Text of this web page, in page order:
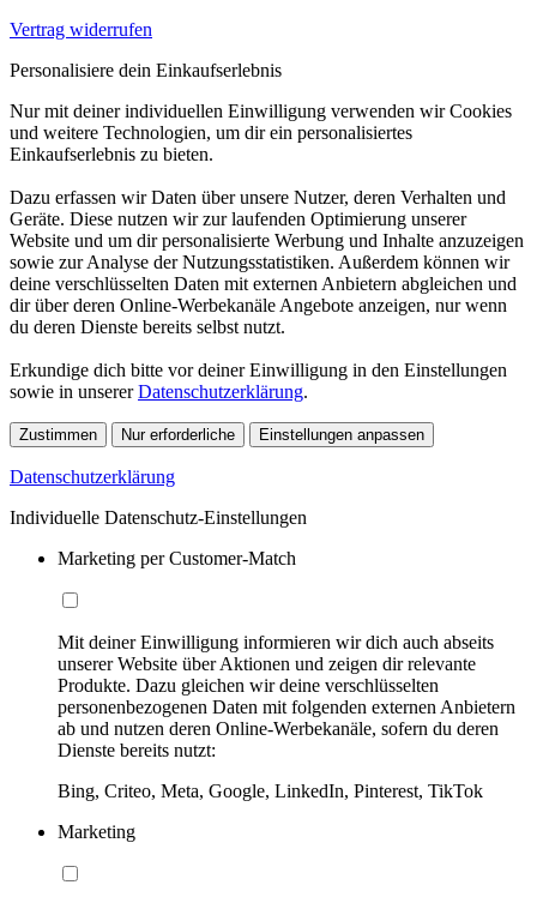
Vertrag widerrufen
Personalisiere dein Einkaufserlebnis
Nur mit deiner individuellen Einwilligung verwenden wir Cookies
und weitere Technologien, um dir ein personalisiertes
Einkaufserlebnis zu bieten.
Dazu erfassen wir Daten über unsere Nutzer, deren Verhalten und
Geräte. Diese nutzen wir zur laufenden Optimierung unserer
Website und um dir personalisierte Werbung und Inhalte anzuzeigen
sowie zur Analyse der Nutzungsstatistiken. Außerdem können wir
deine verschlüsselten Daten mit externen Anbietern abgleichen und
dir über deren Online-Werbekanäle Angebote anzeigen, nur wenn
du deren Dienste bereits selbst nutzt.
Erkundige dich bitte vor deiner Einwilligung in den Einstellungen
sowie in unsererDatenschutzerklärung.
Zustimmen Nur erforderliche Einstellungen anpassen
Datenschutzerklärung
Individuelle Datenschutz-Einstellungen
Marketing per Customer-Match
Mit deiner Einwilligung informieren wir dich auch abseits
unserer Website über Aktionen und zeigen dir relevante
Produkte. Dazu gleichen wir deine verschlüsselten
personenbezogenen Daten mit folgenden externen Anbietern
ab und nutzen deren Online-Werbekanäle, sofern du deren
Dienste bereits nutzt:
Bing, Criteo, Meta, Google, LinkedIn, Pinterest, TikTok
Marketing